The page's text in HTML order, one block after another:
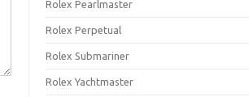
Rolex Pearlmaster
Rolex Perpetual
Rolex Submariner
Rolex Yachtmaster